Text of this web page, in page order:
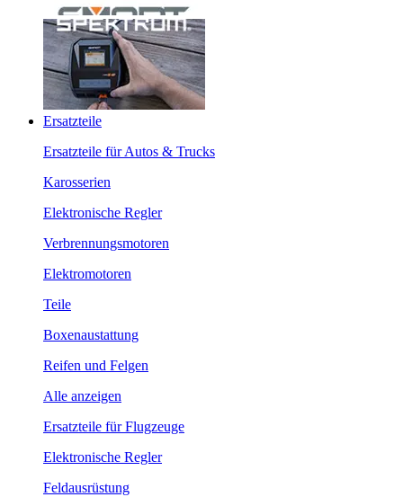
Ersatzteile
Ersatzteile für Autos & Trucks
Karosserien
Elektronische Regler
Verbrennungsmotoren
Elektromotoren
Teile
Boxenaustattung
Reifen und Felgen
Alle anzeigen
Ersatzteile für Flugzeuge
Elektronische Regler
Feldausrüstung